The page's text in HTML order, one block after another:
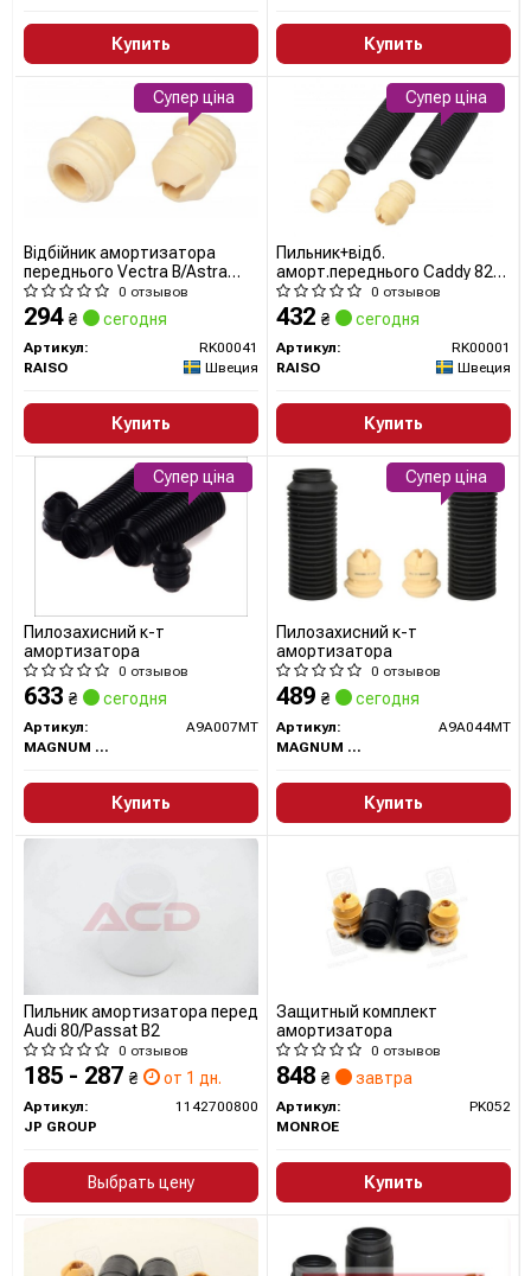
Купить Купить
Відбійник амортизатора
переднього Vectra B/Astra
G/Zafira A (к-т 2шт) RK00041
RAISO
0 отзывов
294 ₴ сегодня
Артикул:
RK00041
RAISO
Швеция
Купить
Супер ціна
Пильник+відб.
аморт.переднього Caddy 82-
04/Golf 74-99/Passat 73-
97/Lada 2108.Journey(к-т
2шт)
0 отзывов
432 ₴ сегодня
Артикул:
RK00001
RAISO
Швеция
Купить
Супер ціна
Пилозахисний к-т
амортизатора
0 отзывов
633 ₴ сегодня
Артикул:
A9A007MT
MAGNUM TECHNOLOGY
Купить
Супер ціна
Пилозахисний к-т
амортизатора
0 отзывов
489 ₴ сегодня
Артикул:
A9A044MT
MAGNUM TECHNOLOGY
Купить
Супер ціна
Пильник амортизатора перед
Audi 80/Passat B2
0 отзывов
185 - 287 ₴ от 1 дн.
Артикул:
1142700800
JP GROUP
Выбрать цену
Защитный комплект
амортизатора
0 отзывов
848 ₴ завтра
Артикул:
PK052
MONROE
Купить